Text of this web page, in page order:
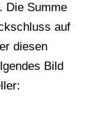
Die Summe
auf
diesen
Bild